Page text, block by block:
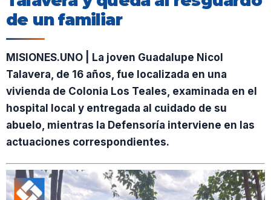
de un familiar
MISIONES.UNO | La joven Guadalupe Nicol
Talavera, de 16 años, fue localizada en una
vivienda de Colonia Los Teales, examinada en el
hospital local y entregada al cuidado de su
abuelo, mientras la Defensoría interviene en las
actuaciones correspondientes.